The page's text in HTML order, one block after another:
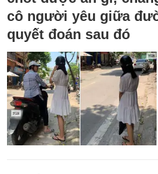
cô người yêu giữa
quyết đoán sau đó